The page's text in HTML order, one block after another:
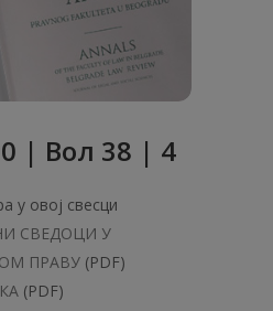
| Вол 38 | 4
у овој свесци
СВЕДОЦИ У
ПРАВУ (PDF)
(PDF)